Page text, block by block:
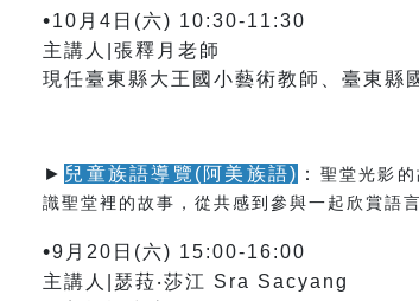
•10月4日(六) 10:30-11:30
主講人|張釋月老師
現任臺東縣大王國小藝術教師、臺東縣
► 兒童族語導覽(阿美族語) ： 聖堂光影
識聖堂裡的故事，從共感到參與一起欣賞語
•9月20日(六) 15:00-16:00
主講人|瑟菈‧莎江 Sra Sacyang